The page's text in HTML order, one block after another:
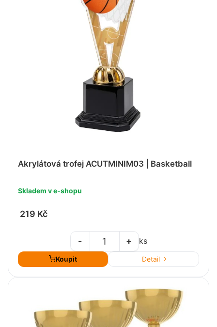
Akrylátová trofej ACUTMINIM03 | Basketball
Skladem v e-shopu
219 Kč
+
- ks
Koupit Detail